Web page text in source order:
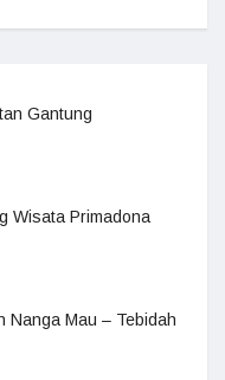
Gantung
Wisata Primadona
Nanga Mau – Tebidah